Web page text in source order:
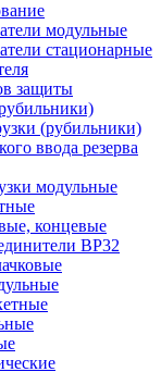
модульные
стационарные
защиты
(рубильники)
ввода резерва
модульные
концевые
ВР32